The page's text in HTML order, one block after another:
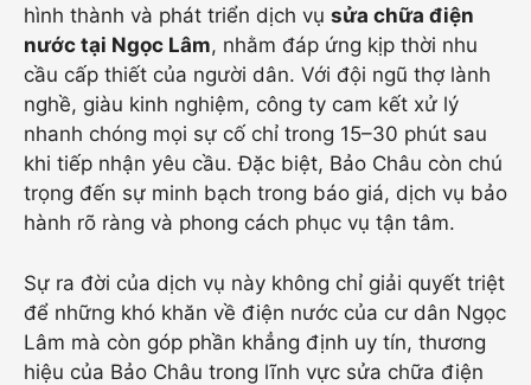
hình thành và phát triển dịch vụ sửa chữa điện
nước tại Ngọc Lâm, nhằm đáp ứng kịp thời nhu
cầu cấp thiết của người dân. Với đội ngũ thợ lành
nghề, giàu kinh nghiệm, công ty cam kết xử lý
nhanh chóng mọi sự cố chỉ trong 15–30 phút sau
khi tiếp nhận yêu cầu. Đặc biệt, Bảo Châu còn chú
trọng đến sự minh bạch trong báo giá, dịch vụ bảo
hành rõ ràng và phong cách phục vụ tận tâm.
Sự ra đời của dịch vụ này không chỉ giải quyết triệt
để những khó khăn về điện nước của cư dân Ngọc
Lâm mà còn góp phần khẳng định uy tín, thương
hiệu của Bảo Châu trong lĩnh vực sửa chữa điện